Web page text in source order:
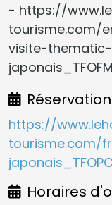
- https://
tourisme.com/
visite-
Réservation
https://
tourisme.com/
Horaires